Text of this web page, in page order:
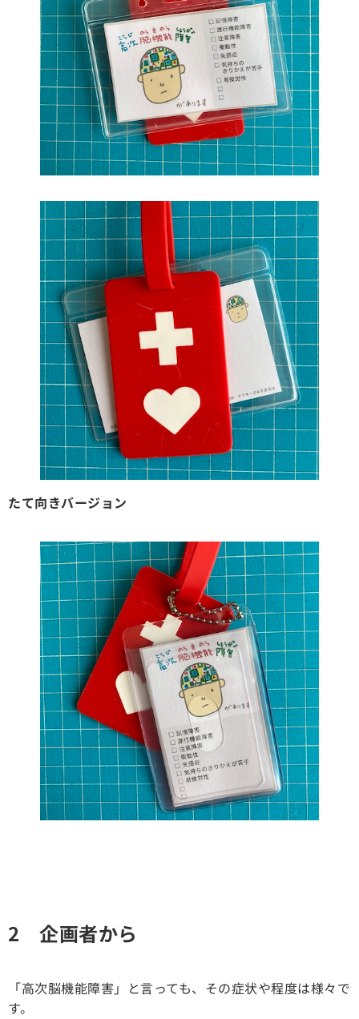
たて向きバージョン
2 企画者から
「高次脳機能障害」と言っても、その症状や程度は様々で
す。